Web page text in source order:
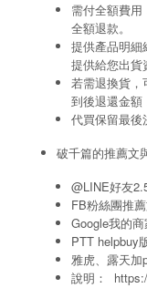
需付全額費
全額退款。
提供產品明
提供給您出貨
若需退換貨，
到後退還金
代買保留最後
破千篇的推薦文
@LINE好友
FB粉絲團推
Google我的
PTT helpbuy
雅虎、露天加
說明：